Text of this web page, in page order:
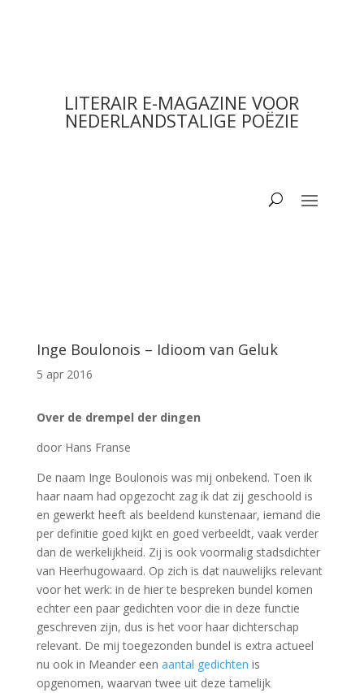
LITERAIR E-MAGAZINE VOOR
NEDERLANDSTALIGE POËZIE
Inge Boulonois – Idioom van Geluk
5 apr 2016
Over de drempel der dingen
door Hans Franse
De naam Inge Boulonois was mij onbekend. Toen ik
haar naam had opgezocht zag ik dat zij geschoold is
en gewerkt heeft als beeldend kunstenaar, iemand die
per definitie goed kijkt en goed verbeeldt, vaak verder
dan de werkelijkheid. Zij is ook voormalig stadsdichter
van Heerhugowaard. Op zich is dat nauwelijks relevant
voor het werk: in de hier te bespreken bundel komen
echter een paar gedichten voor die in deze functie
geschreven zijn, dus is het voor haar dichterschap
relevant. De mij toegezonden bundel is extra actueel
nu ook in Meander een aantal gedichten is
opgenomen, waarvan twee uit deze tamelijk